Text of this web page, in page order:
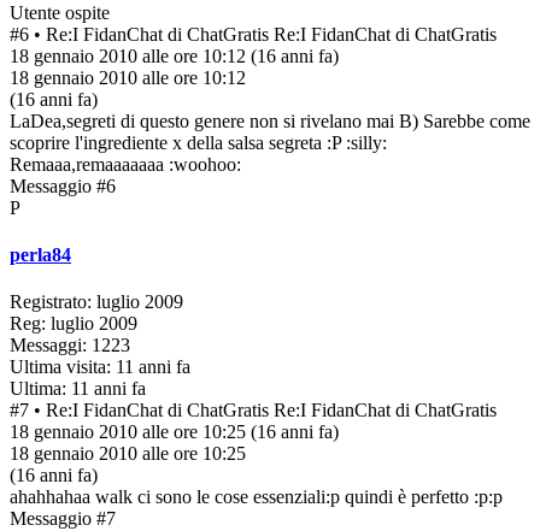
Utente ospite
#6 • Re:I FidanChat di ChatGratis Re:I FidanChat di ChatGratis
18 gennaio 2010 alle ore 10:12 (16 anni fa)
18 gennaio 2010 alle ore 10:12
(16 anni fa)
LaDea,segreti di questo genere non si rivelano mai B) Sarebbe come
scoprire l'ingrediente x della salsa segreta :P :silly:
Remaaa,remaaaaaaa :woohoo:
Messaggio #6
P
perla84
Registrato: luglio 2009
Reg: luglio 2009
Messaggi: 1223
Ultima visita: 11 anni fa
Ultima: 11 anni fa
#7 • Re:I FidanChat di ChatGratis Re:I FidanChat di ChatGratis
18 gennaio 2010 alle ore 10:25 (16 anni fa)
18 gennaio 2010 alle ore 10:25
(16 anni fa)
ahahhahaa walk ci sono le cose essenziali:p quindi è perfetto :p:p
Messaggio #7